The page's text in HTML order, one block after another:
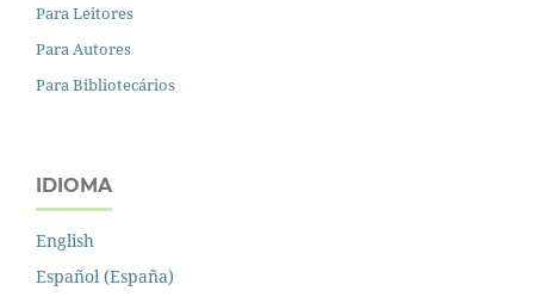
Para Leitores
Para Autores
Para Bibliotecários
IDIOMA
English
Español (España)